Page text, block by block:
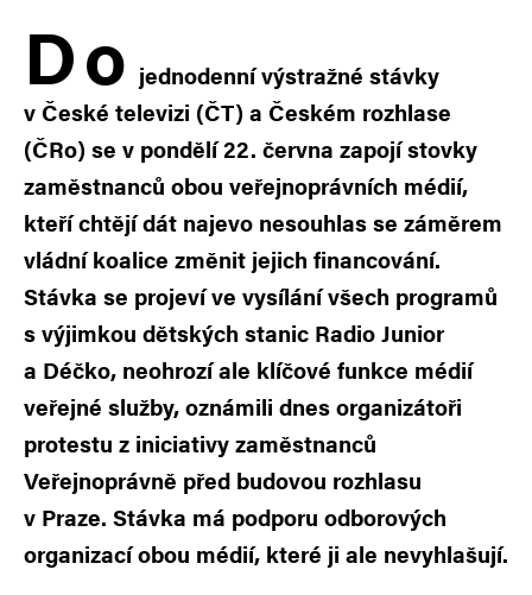
Do jednodenní výstražné stávky
v České televizi (ČT) a Českém rozhlase
(ČRo) se v pondělí 22. června zapojí stovky
zaměstnanců obou veřejnoprávních médií,
kteří chtějí dát najevo nesouhlas se záměrem
vládní koalice změnit jejich financování.
Stávka se projeví ve vysílání všech programů
s výjimkou dětských stanic Radio Junior
a Déčko, neohrozí ale klíčové funkce médií
veřejné služby, oznámili dnes organizátoři
protestu z iniciativy zaměstnanců
Veřejnoprávně před budovou rozhlasu
v Praze. Stávka má podporu odborových
organizací obou médií, které ji ale nevyhlašují.